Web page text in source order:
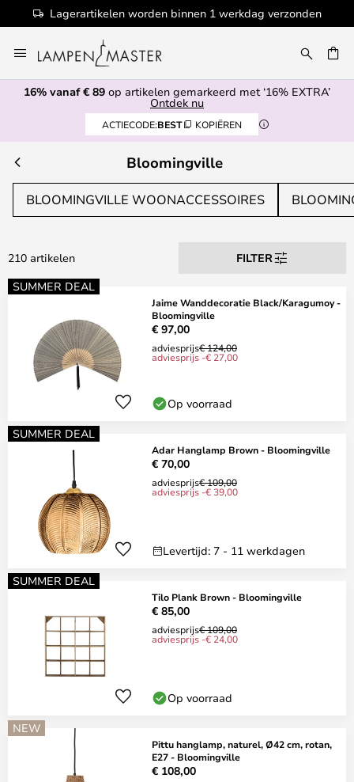
Lagerartikelen worden binnen 1 werkdag verzonden
naar
de
inhoud
16% vanaf € 89 op artikelen gemarkeerd met ‘16% EXTRA’
Ontdek nu
ACTIECODE:BEST KOPIËREN
Bloomingville
BLOOMINGVILLE WOONACCESSOIRES
210 artikelen
FILTER
SUMMER DEAL
Jaime Wanddecoratie Black/Karagumoy -
Bloomingville
€ 97,00
adviesprijs€ 124,00
adviesprijs -€ 27,00
Op voorraad
SUMMER DEAL
Adar Hanglamp Brown - Bloomingville
€ 70,00
adviesprijs€ 109,00
adviesprijs -€ 39,00
Levertijd: 7 - 11 werkdagen
SUMMER DEAL
Tilo Plank Brown - Bloomingville
€ 85,00
adviesprijs€ 109,00
adviesprijs -€ 24,00
Op voorraad
NEW
Pittu hanglamp, naturel, Ø42 cm, rotan,
E27 - Bloomingville
€ 108,00